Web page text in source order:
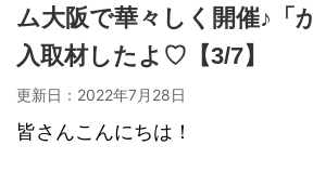
ム大阪で華々しく開催♪「
入取材したよ♡【3/7】
更新日： 2022年7月28日
皆さんこんにちは！